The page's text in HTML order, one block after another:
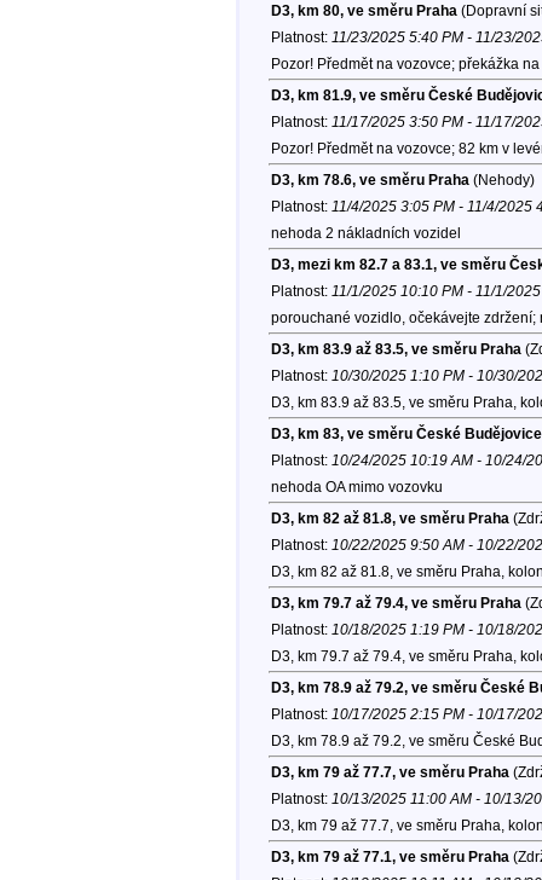
D3, km 80, ve směru Praha (Dopravní
Platnost: 11/23/2025 5:40 PM - 11/23/
Pozor! Předmět na vozovce; překážka
D3, km 81.9, ve směru České
Platnost: 11/17/2025 3:50 PM - 11/17/
Pozor! Předmět na vozovce; 82 km v
D3, km 78.6, ve směru Praha (Nehody)
Platnost: 11/4/2025 3:05 PM - 11/4/2025
nehoda 2 nákladních vozidel
D3, mezi km 82.7 a 83.1, ve směru
Platnost: 11/1/2025 10:10 PM - 11/1/
porouchané vozidlo, očekávejte
D3, km 83.9 až 83.5, ve směru Praha
Platnost: 10/30/2025 1:10 PM - 10/30/
D3, km 83.9 až 83.5, ve směru Praha,
D3, km 83, ve směru České Budějovice
Platnost: 10/24/2025 10:19 AM - 10/24/
nehoda OA mimo vozovku
D3, km 82 až 81.8, ve směru Praha
Platnost: 10/22/2025 9:50 AM - 10/22/
D3, km 82 až 81.8, ve směru Praha,
D3, km 79.7 až 79.4, ve směru Praha
Platnost: 10/18/2025 1:19 PM - 10/18/
D3, km 79.7 až 79.4, ve směru Praha,
D3, km 78.9 až 79.2, ve směru České
Platnost: 10/17/2025 2:15 PM - 10/17/
D3, km 78.9 až 79.2, ve směru České
D3, km 79 až 77.7, ve směru Praha
Platnost: 10/13/2025 11:00 AM - 10/13/
D3, km 79 až 77.7, ve směru Praha,
D3, km 79 až 77.1, ve směru Praha